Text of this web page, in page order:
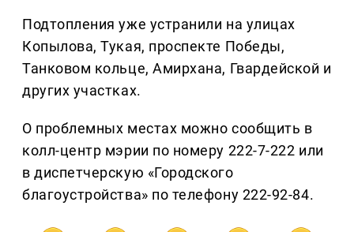
Подтопления уже устранили на улицах
Копылова, Тукая, проспекте Победы,
Танковом кольце, Амирхана, Гвардейской и
других участках.
О проблемных местах можно сообщить в
колл-центр мэрии по номеру 222-7-222 или
в диспетчерскую «Городского
благоустройства» по телефону 222-92-84.